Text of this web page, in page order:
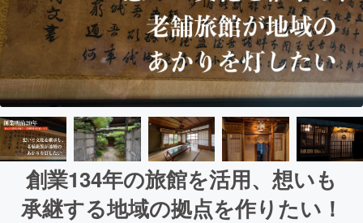
創業134年の旅館を活用、想いも
承継する地域の拠点を作りたい！